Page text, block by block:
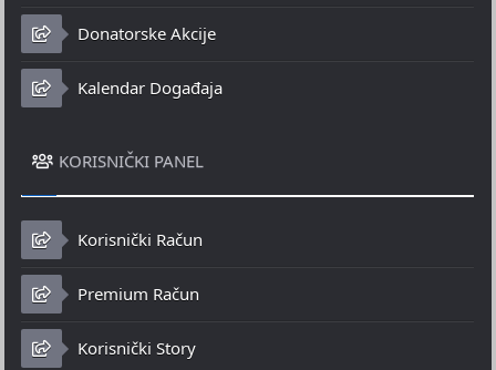
Donatorske Akcije
Kalendar Događaja
KORISNIČKI PANEL
Korisnički Račun
Premium Račun
Korisnički Story